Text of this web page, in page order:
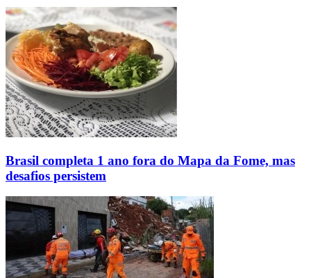
Brasil completa 1 ano fora do Mapa da Fome, mas
desafios persistem